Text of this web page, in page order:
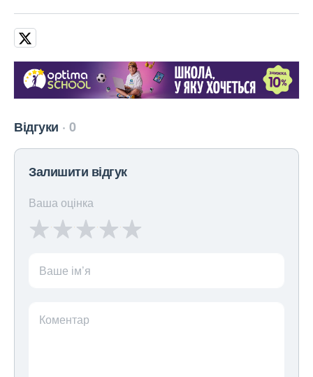
Відгуки 0
Залишити відгук
Ваша оцінка
Ваше ім’я
Коментар